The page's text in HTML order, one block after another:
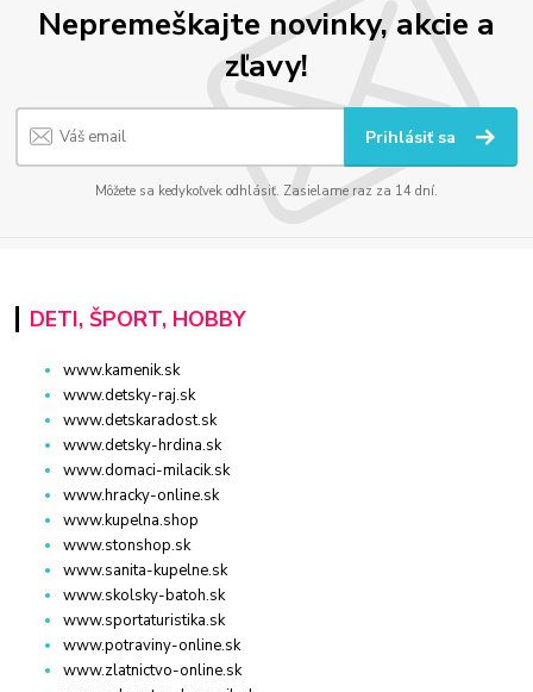
Nepremeškajte novinky, akcie a
zľavy!
Prihlásiť sa
Môžete sa kedykoľvek odhlásiť. Zasielame raz za 14 dní.
DETI, ŠPORT, HOBBY
www.kamenik.sk
www.detsky-raj.sk
www.detskaradost.sk
www.detsky-hrdina.sk
www.domaci-milacik.sk
www.hracky-online.sk
www.kupelna.shop
www.stonshop.sk
www.sanita-kupelne.sk
www.skolsky-batoh.sk
www.sportaturistika.sk
www.potraviny-online.sk
www.zlatnictvo-online.sk